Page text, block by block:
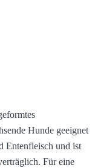
Hunde geeignet
Entenfleisch und ist
Für eine